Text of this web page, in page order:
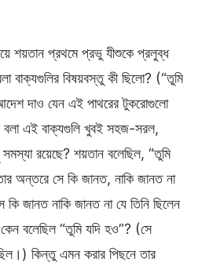
শয়তান প্রথমে প্রভু যীশুকে প্রলুব্ধ
বাক্যগুলির বিষয়বস্তু কী ছিলো? (“তুমি
দাও যেন এই পাথরের টুকরোগুলো
বলা এই বাক্যগুলি খুবই সহজ-সরল,
রয়েছে? শয়তান বলেছিল, “তুমি
অন্তরে সে কি জানত, নাকি জানত না
জানত নাকি জানত না যে তিনি ছিলেন
বলেছিল “তুমি যদি হও”? (সে
কিন্তু এমন করার পিছনে তার